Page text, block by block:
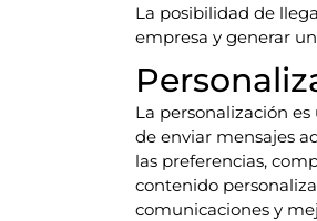
La posibilidad de
empresa y generar
La personalización
de enviar mensajes
las preferencias,
contenido
comunicaciones y